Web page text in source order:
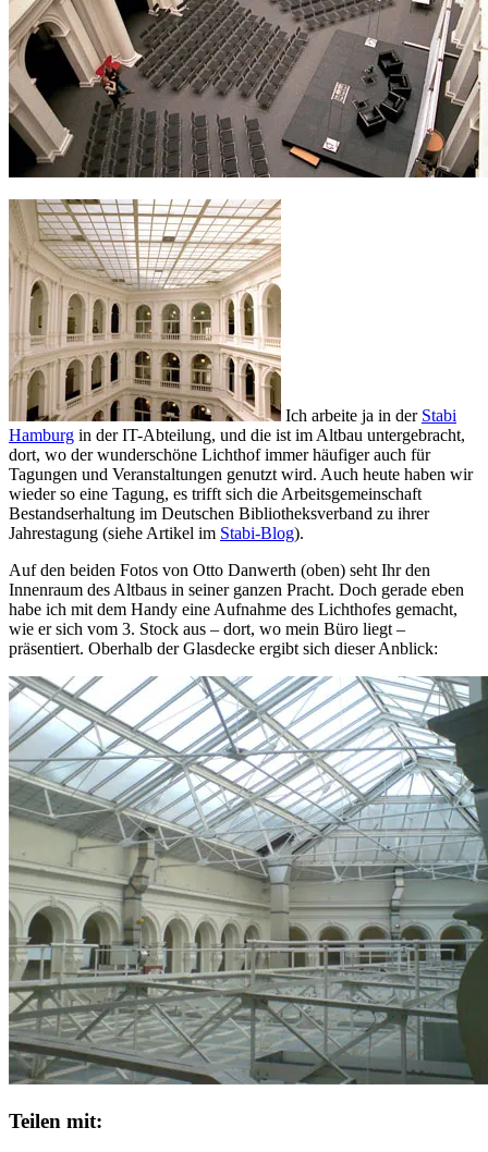
Ich arbeite ja in der Stabi
Hamburg in der IT-Abteilung, und die ist im Altbau untergebracht,
dort, wo der wunderschöne Lichthof immer häufiger auch für
Tagungen und Veranstaltungen genutzt wird. Auch heute haben wir
wieder so eine Tagung, es trifft sich die Arbeitsgemeinschaft
Bestandserhaltung im Deutschen Bibliotheksverband zu ihrer
Jahrestagung (siehe Artikel im Stabi-Blog).
Auf den beiden Fotos von Otto Danwerth (oben) seht Ihr den
Innenraum des Altbaus in seiner ganzen Pracht. Doch gerade eben
habe ich mit dem Handy eine Aufnahme des Lichthofes gemacht,
wie er sich vom 3. Stock aus – dort, wo mein Büro liegt –
präsentiert. Oberhalb der Glasdecke ergibt sich dieser Anblick:
Teilen mit: